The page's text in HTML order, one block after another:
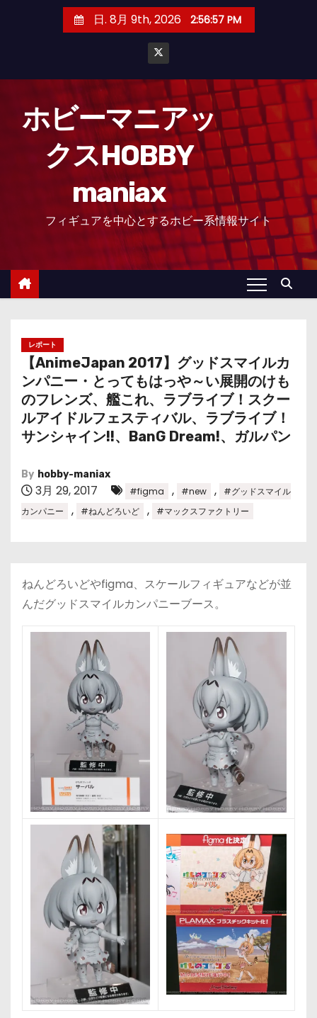
日. 8月 9th, 2026 2:56:58 PM
ホビーマニアッ
クスHOBBY
maniax
フィギュアを中心とするホビー系情報サイト
レポート
【AnimeJapan 2017】グッドスマイルカ
ンパニー・とってもはっや～い展開のけも
のフレンズ、艦これ、ラブライブ！スクー
ルアイドルフェスティバル、ラブライブ！
サンシャイン!!、BanG Dream!、ガルパン
By hobby-maniax
3月 29, 2017 #figma , #new ,
#グッドスマイル
カンパニー
, #ねんどろいど , #マックスファクトリー
ねんどろいどやfigma、スケールフィギュアなどが並
んだグッドスマイルカンパニーブース。